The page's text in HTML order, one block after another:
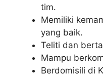
tim.
Memiliki
yang baik.
Teliti dan
Mampu
Berdomisili di